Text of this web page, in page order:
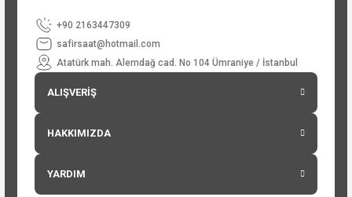
+90 2163447309
safirsaat@hotmail.com
Atatürk mah. Alemdağ cad. No 104 Ümraniye / İstanbul
ALIŞVERİŞ
HAKKIMIZDA
YARDIM